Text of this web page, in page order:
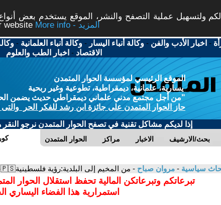
ولتسهيل عملية التصفح والنشر، الموقع يستخدم بعض
website
More info - المزيد
- اخبار الأدب والفن -وكالة أنباء اليسار -وكالة أنباء العلمانية -
الاقتصاد - اخبار الطب والعلوم
الموقع الرئيسي لمؤسسة الحوار المتمدن
يسارية، علمانية، ديمقراطية، تطوعية وغير ربحية
"من أجل مجتمع مدني علماني ديمقراطي حديث يضمن
حاز الحوار المتمدن على جائزة ابن رشد للفكر الحر والتى
إذا لديكم مشاكل تقنية في تصفح الحوار المتمدن نرجو النقر
الحوار المتمدن مراكز الاخبار بحث/الارشيف
سياسية - مروان صباح - من المخيم إلى البلدية:رؤية فلسطينية🇵🇸جديدة لصناعة الحياة في لبنان وسوريا …
تبرعاتكم وتبرعاتكن المالية تحفظ استقلال الحوار
استمرارية هذا الفضاء اليساري